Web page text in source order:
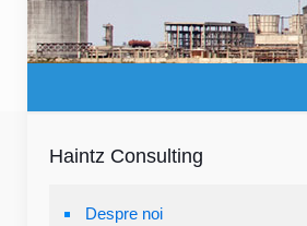
Haintz Consulting
Despre noi